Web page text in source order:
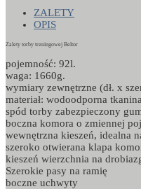
ZALETY
OPIS
Zalety torby treningowej Beltor
pojemność: 92l.
waga: 1660g.
wymiary zewnętrzne (dł. x
materiał: wodoodporna
spód torby zabezpieczony
boczna komora o zmiennej
wewnętrzna kieszeń, idealna
szeroko otwierana klapa
kieszeń wierzchnia na
Szerokie pasy na ramię
boczne uchwyty